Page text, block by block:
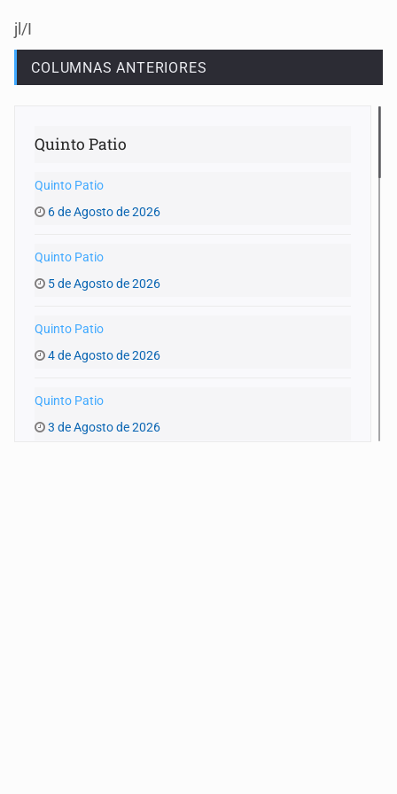
jl/I
COLUMNAS ANTERIORES
Quinto Patio
Quinto Patio
6 de Agosto de 2026
Quinto Patio
5 de Agosto de 2026
Quinto Patio
4 de Agosto de 2026
Quinto Patio
3 de Agosto de 2026